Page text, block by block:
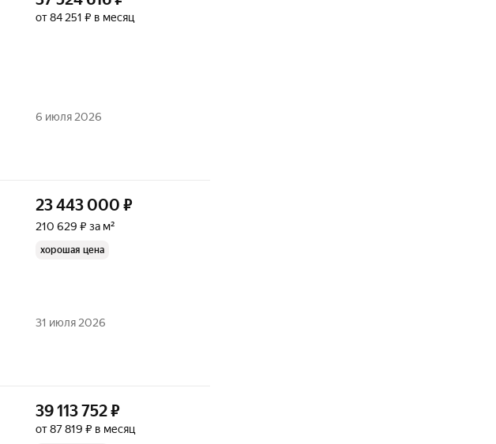
от 84 251 ₽ в месяц
6 июля 2026
23 443 000 ₽
210 629 ₽ за м²
хорошая цена
31 июля 2026
39 113 752₽
от 87 819 ₽ в месяц